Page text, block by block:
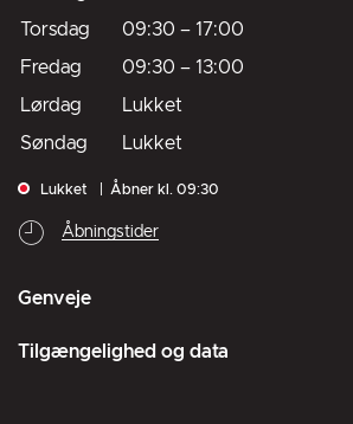
Torsdag
09:30 – 17:00
Fredag
09:30 – 13:00
Lørdag
Lukket
Søndag
Lukket
Lukket Åbner kl. 09:30
Åbningstider
Genveje
Tilgængelighed og data